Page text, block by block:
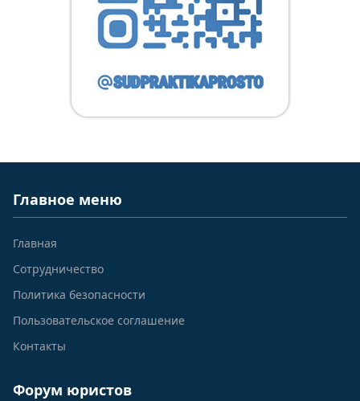
Главное меню
Главная
Сотрудничество
Политика безопасности
Пользовательское соглашение
Контакты
Форум юристов